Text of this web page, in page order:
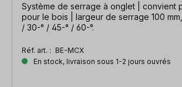
Système de serrage à onglet | convient
pour le bois | largeur de serrage 100
/ 30-° / 45-° / 60-°.
Réf. art. : BE-MCX
En stock, livraison sous 1-2 jours ouvrés